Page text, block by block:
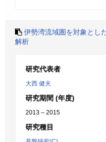
伊勢湾流域圏を対象とし
解析
研究代表者
大西 健夫
研究期間 (年度)
2013 – 2015
研究種目